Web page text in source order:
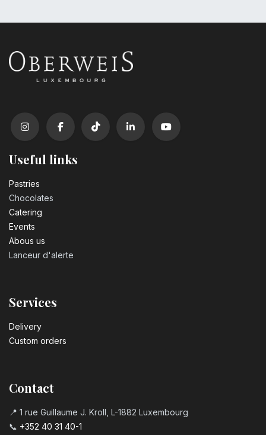
Useful links
Pastrie​s
Chocolates
Catering
Events
Abous us
Lanceur d'alerte
Services
Delivery
Custom orders
Contact
📍 1 rue Guillaume J. Kroll, L-1882 Luxembourg
📞 +352 40 31 40-1